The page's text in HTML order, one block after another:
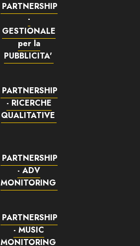
PARTNERSHIP
-
GESTIONALE
per la
PUBBLICITA'
PARTNERSHIP
- RICERCHE
QUALITATIVE
PARTNERSHIP
- ADV
MONITORING
PARTNERSHIP
- MUSIC
MONITORING